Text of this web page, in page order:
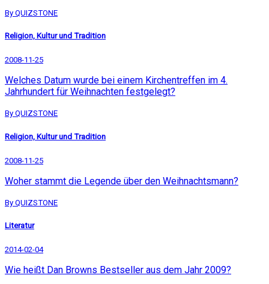
By QUIZSTONE
Religion, Kultur und Tradition
2008-11-25
Welches Datum wurde bei einem Kirchentreffen im 4.
Jahrhundert für Weihnachten festgelegt?
By QUIZSTONE
Religion, Kultur und Tradition
2008-11-25
Woher stammt die Legende über den Weihnachtsmann?
By QUIZSTONE
Literatur
2014-02-04
Wie heißt Dan Browns Bestseller aus dem Jahr 2009?